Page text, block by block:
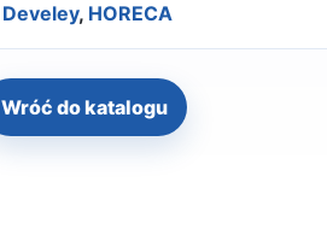
Develey, HORECA
Wróć do katalogu